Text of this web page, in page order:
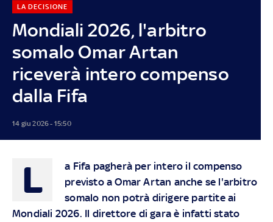
Mondiali 2026, l'arbitro
somalo Omar Artan
riceverà intero compenso
dalla Fifa
LA DECISIONE
14 giu 2026 - 15:50
L
a Fifa pagherà per intero il compenso
previsto a Omar Artan anche se l'arbitro
somalo non potrà dirigere partite ai
Mondiali 2026. Il direttore di gara è infatti stato